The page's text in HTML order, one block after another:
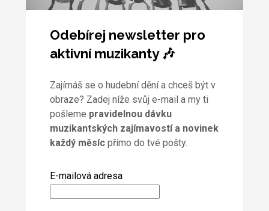
Odebírej newsletter pro
aktivní muzikanty 🎶
Zajímáš se o hudební dění a chceš být v
obraze? Zadej níže svůj e-mail a my ti
pošleme pravidelnou dávku
muzikantských zajímavostí a novinek
každý měsícpřímo do tvé pošty.
E-mailová adresa